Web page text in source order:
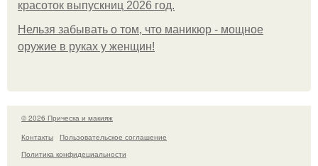
красоток выпускниц 2026 год.
Нельзя забывать о том, что маникюр - мощное
оружие в руках у женщин!
© 2026 Прическа и макияж
Контакты
Пользовательское соглашение
Политика конфидециальности